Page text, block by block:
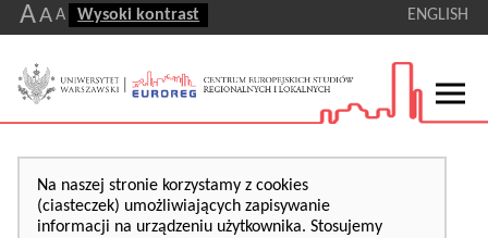
AA A Wysoki kontrast ENGLISH
Na naszej stronie korzystamy z cookies
(ciasteczek) umożliwiających zapisywanie
informacji na urządzeniu użytkownika. Stosujemy